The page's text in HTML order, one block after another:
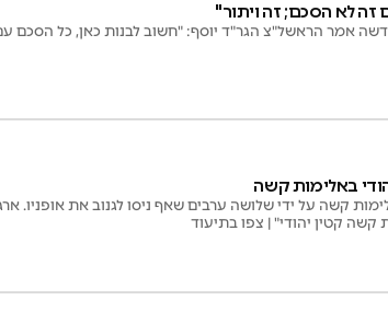
זה לא הסכם; זה ויתור"
אמר הראשל"צ הגר"ד יוסף: "חשוב לבנות כאן, כל הסכם
באלימות קשה
קשה על ידי שלושה ערבים שאף ניסו לגנוב את אופניו.
קטין יהודי" | צפו בתיעוד